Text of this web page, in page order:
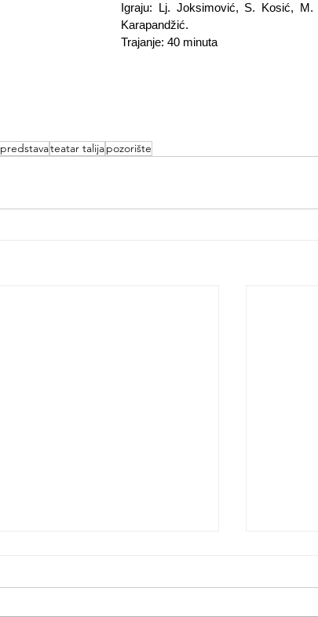
Igraju: Lj. Joksimović, S. Kosić, M.
Karapandžić.
Trajanje: 40 minuta
predstavateatar talijapozorište